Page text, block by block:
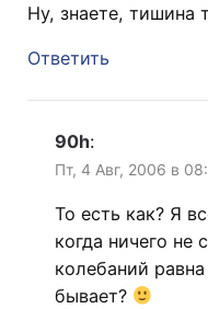
Ну, знаете, тишина
Ответить
90h:
Пт, 4 Авг, 2006 в
То есть как? Я
когда ничего не
колебаний
бывает?